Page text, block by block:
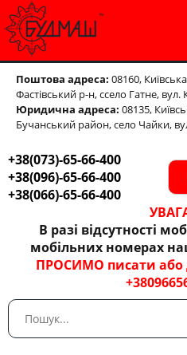
Поштова адреса: 08160,
Фастівський р-н,ссело Гатне, вул.
Юридична адреса: 08135,
Бучанський район, село Чайки,
+38(073)-65-66-400
+38(096)-65-66-400
+38(066)-65-66-400
В разі відсутності
мобільних номерах
ПРОСИМО писати або